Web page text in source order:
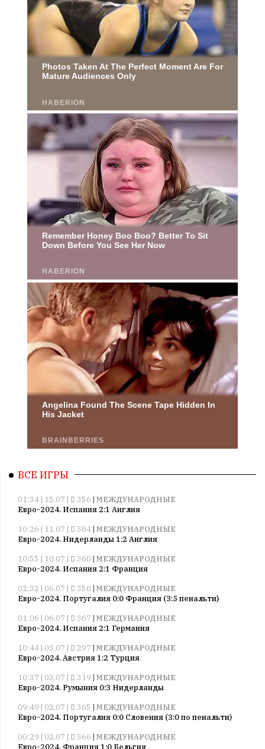
ВСЕ ИГРЫ
01:34 | 15.07 | 356 | МЕЖДУНАРОДНЫЕ
Евро-2024. Испания 2:1 Англия
10:26 | 11.07 |
384 | МЕЖДУНАРОДНЫЕ
Евро-2024. Нидерланды 1:2 Англия
10:55 | 10.07 |
360 | МЕЖДУНАРОДНЫЕ
Евро-2024. Испания 2:1 Франция
02:32 | 06.07 |
350 | МЕЖДУНАРОДНЫЕ
Евро-2024. Португалия 0:0 Франция (3:5 пенальти)
01:06 | 06.07 |
367 | МЕЖДУНАРОДНЫЕ
Евро-2024. Испания 2:1 Германия
10:44 | 03.07 |
297 | МЕЖДУНАРОДНЫЕ
Евро-2024. Австрия 1:2 Турция
10:37 | 03.07 |
319 | МЕЖДУНАРОДНЫЕ
Евро-2024. Румыния 0:3 Нидерланды
09:49 | 02.07 |
365 | МЕЖДУНАРОДНЫЕ
Евро-2024. Португалия 0:0 Словения (3:0 по пенальти)
00:29 | 02.07 |
366 | МЕЖДУНАРОДНЫЕ
Евро-2024. Франция 1:0 Бельгия